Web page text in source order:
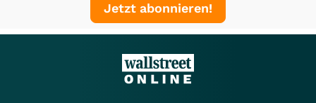
Jetzt abonnieren!